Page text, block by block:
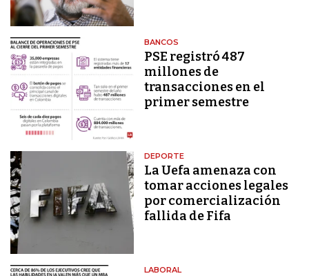
BANCOS
PSE registró 487
millones de
transacciones en el
primer semestre
DEPORTE
La Uefa amenaza con
tomar acciones legales
por comercialización
fallida de Fifa
LABORAL